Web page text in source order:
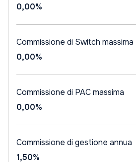
0,00%
Commissione di Switch massima
0,00%
Commissione di PAC massima
0,00%
Commissione di gestione annua
1,50%